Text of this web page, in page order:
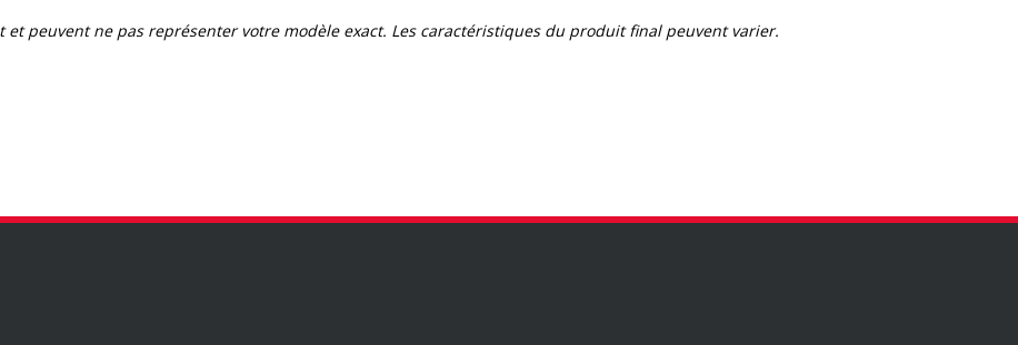
peuvent ne pas représenter votre modèle exact. Les caractéristiques du produit final peuvent varier.